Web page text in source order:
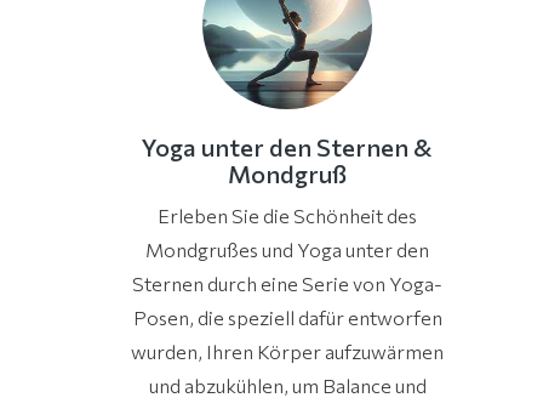
Yoga unter den Sternen &
Mondgruß
Erleben Sie die Schönheit des
Mondgrußes und Yoga unter den
Sternen durch eine Serie von Yoga-
Posen, die speziell dafür entworfen
wurden, Ihren Körper aufzuwärmen
und abzukühlen, um Balance und